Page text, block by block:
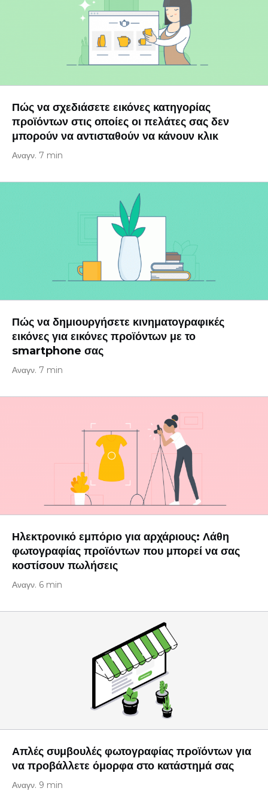
Πώς να σχεδιάσετε εικόνες κατηγορίας
προϊόντων στις οποίες οι πελάτες σας δεν
μπορούν να αντισταθούν να κάνουν κλικ
Αναγν. 7 min
Πώς να δημιουργήσετε κινηματογραφικές
εικόνες για εικόνες προϊόντων με το
smartphone σας
Αναγν. 7 min
Ηλεκτρονικό εμπόριο για αρχάριους: Λάθη
φωτογραφίας προϊόντων που μπορεί να σας
κοστίσουν πωλήσεις
Αναγν. 6 min
Απλές συμβουλές φωτογραφίας προϊόντων για
να προβάλλετε όμορφα στο κατάστημά σας
Αναγν. 9 min